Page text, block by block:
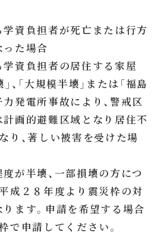
資負担者が死亡または行方
た場合
資負担者の居住する家屋
」、「大規模半壊」または「福島
発電所事故により、警戒区
計画的避難区域となり居住不
り、著しい被害を受けた場
が半壊、一部損壊の方につ
成２８年度より震災枠の対
ます。申請を希望する場合
で申請してください。